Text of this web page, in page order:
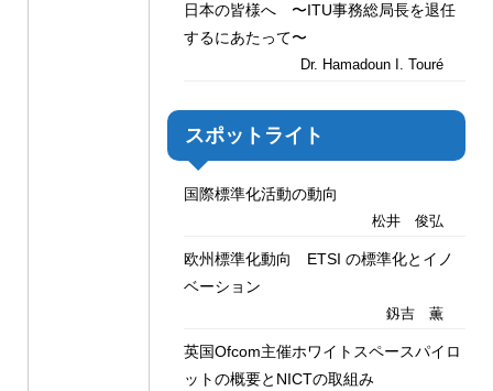
日本の皆様へ 〜ITU事務総局長を退任
するにあたって〜
Dr. Hamadoun I. Touré
スポットライト
国際標準化活動の動向
松井 俊弘
欧州標準化動向 ETSI の標準化とイノ
ベーション
釼吉 薫
英国Ofcom主催ホワイトスペースパイロ
ットの概要とNICTの取組み